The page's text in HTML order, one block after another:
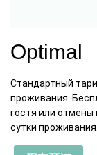
Optimal
Стандартный
проживания.
гостя или отмены
сутки проживания.